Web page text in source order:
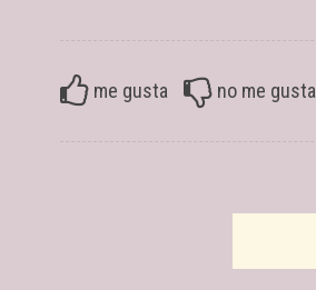
me gusta no me gusta